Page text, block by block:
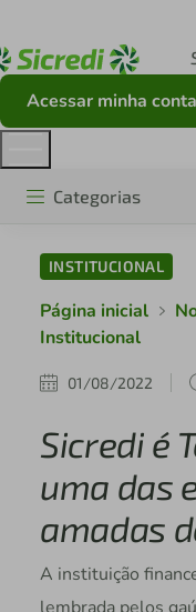
Acessar minha conta
Categorias
INSTITUCIONAL
Página inicial
Institucional
01/08/2022
Sicredi é
uma das
amadas
A instituição